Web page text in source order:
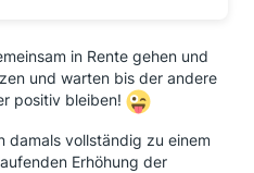
in Rente gehen und
und warten bis der andere
positiv bleiben!
damals vollständig zu einem
Erhöhung der